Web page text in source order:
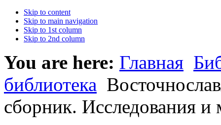
Skip to content
Skip to main navigation
Skip to 1st column
Skip to 2nd column
You are here: Главная
библиотека
сборник. Исследования